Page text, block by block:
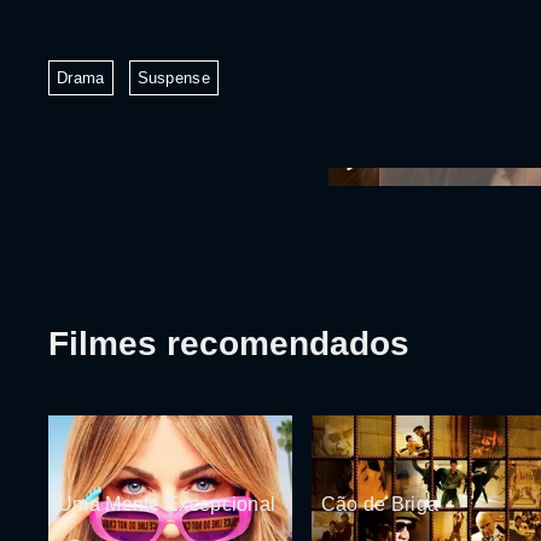
Drama Suspense
Filmes recomendados
Uma Mente Excepcional Cão de Briga